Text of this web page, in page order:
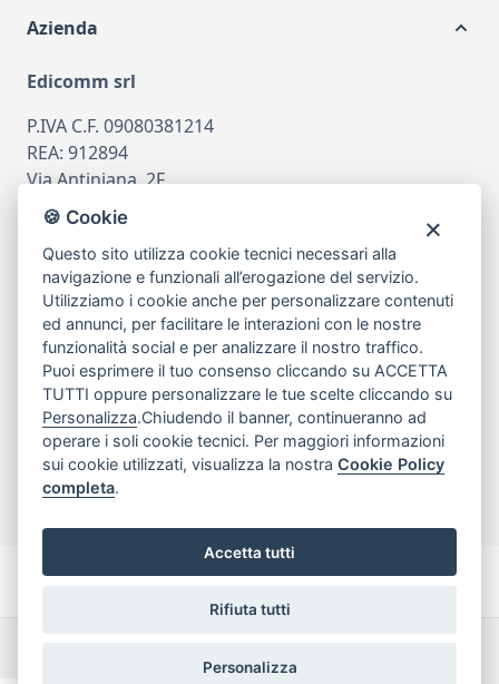
Azienda
Edicomm srl
P.IVA C.F. 09080381214
REA: 912894
Via Antiniana, 2F
80078 Pozzuoli
tel081.7515380
emailinfo@edicomm.it
Assistenza Clienti
Chi siamo
My Account
Dichiarazione di accessibilità Termini e Condizioni
🍪 Cookie
Questo sito utilizza cookie tecnici necessari alla
navigazione e funzionali all’erogazione del servizio.
Utilizziamo i cookie anche per personalizzare contenuti
ed annunci, per facilitare le interazioni con le nostre
funzionalità social e per analizzare il nostro traffico.
Puoi esprimere il tuo consenso cliccando su ACCETTA
TUTTI oppure personalizzare le tue scelte cliccando su
Personalizza.Chiudendo il banner, continueranno ad
operare i soli cookie tecnici. Per maggiori informazioni
sui cookie utilizzati, visualizza la nostraCookie Policy
completa.
Accetta tutti
Rifiuta tutti
Personalizza